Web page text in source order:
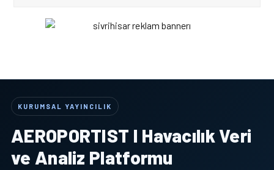
KURUMSAL YAYINCILIK
AEROPORTIST I Havacılık Veri
ve Analiz Platformu